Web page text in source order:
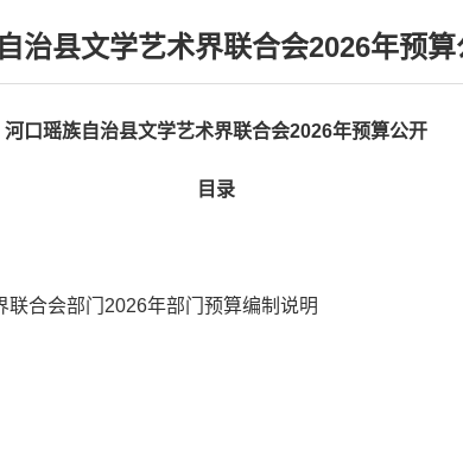
治县文学艺术界联合会2026年预算
河口瑶族自治县文学艺术界联合会2026年预算公开
目录
合会部门2026年部门预算编制说明